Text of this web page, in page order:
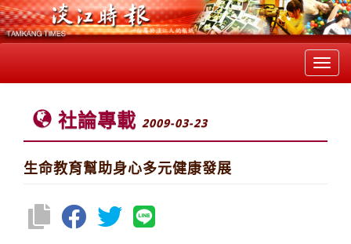
社論專載 2009-03-23
生命教育幫助身心多元健康發展